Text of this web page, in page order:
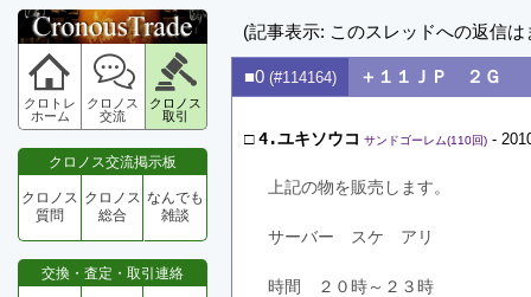
クロトレ
ホーム
クロノス
交流
クロノス
取引
クロノス交流掲示板
クロノス
質問
クロノス
総合
なんでも
雑談
交換・査定・取引連絡
(記事表示: このスレッドへの返信
■0 (#114164) ＋１１ＪＰ ２Ｇ
□4.ユキソウコ サンドゴーレム(110回) -
上記の物を販売します。
サーバー　スケ　アリ
時間　２０時～２３時